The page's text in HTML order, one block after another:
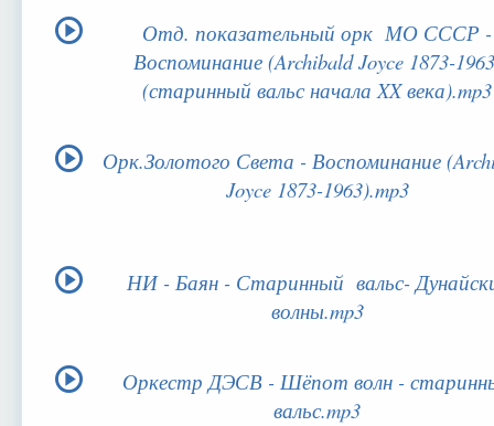
Отд. показательный орк МО СССР -
Воспоминание (Archibald Joyce 1873-
(старинный вальс начала XX века).mp3
Орк.Золотого Света - Воспоминание
Joyce 1873-1963).mp3
НИ - Баян - Старинный вальс-
волны.mp3
Оркестр ДЭСВ - Шёпот волн -
вальс.mp3